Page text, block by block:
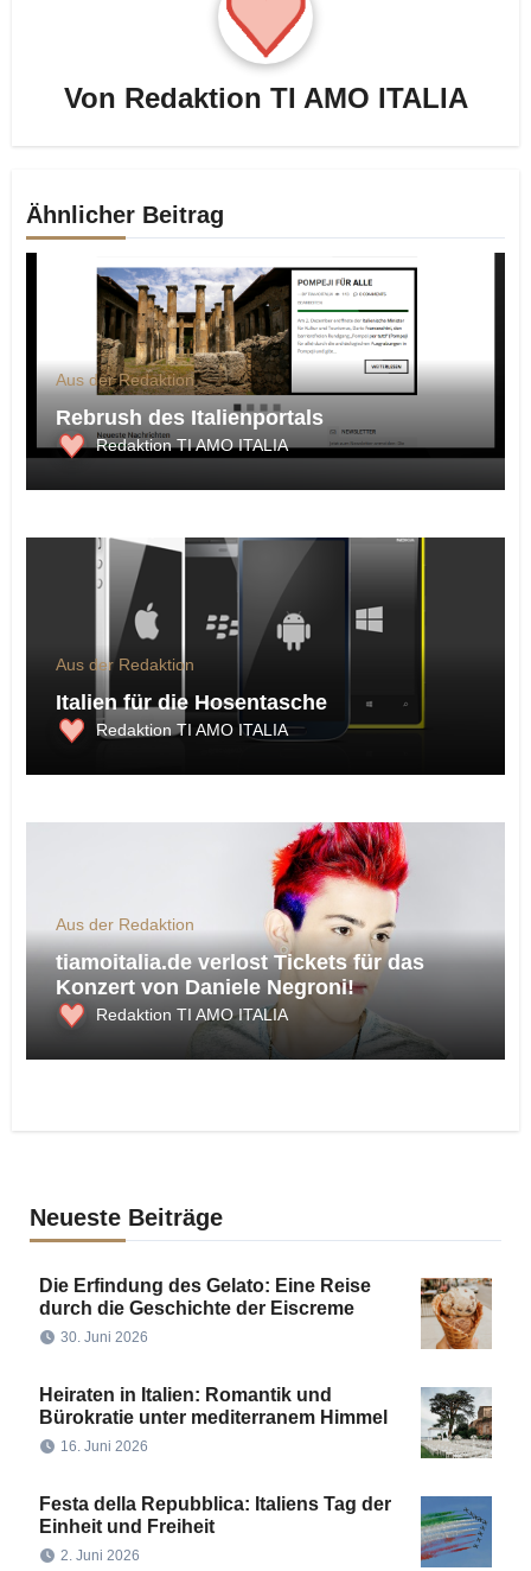
Von Redaktion TI AMO ITALIA
Ähnlicher Beitrag
Aus der Redaktion
Rebrush des Italienportals
Redaktion TI AMO ITALIA
Aus der Redaktion
Italien für die Hosentasche
Redaktion TI AMO ITALIA
Aus der Redaktion
tiamoitalia.de verlost Tickets für das
Konzert von Daniele Negroni!
Redaktion TI AMO ITALIA
Neueste Beiträge
Die Erfindung des Gelato: Eine Reise
durch die Geschichte der Eiscreme
30. Juni 2026
Heiraten in Italien: Romantik und
Bürokratie unter mediterranem Himmel
16. Juni 2026
Festa della Repubblica: Italiens Tag der
Einheit und Freiheit
2. Juni 2026